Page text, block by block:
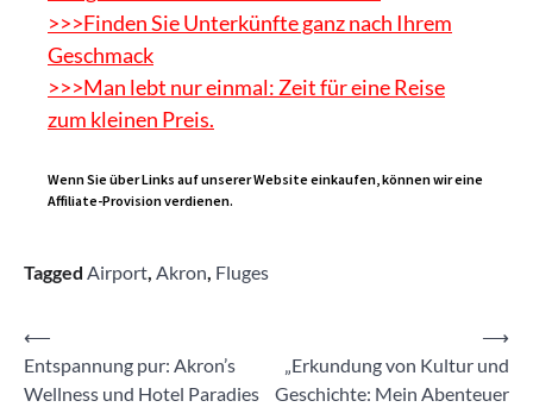
>>>Finden Sie Unterkünfte ganz nach Ihrem
Geschmack
>>>Man lebt nur einmal: Zeit für eine Reise
zum kleinen Preis.
Wenn Sie über Links auf unserer Website einkaufen, können wir eine
Affiliate-Provision verdienen.
Tagged Airport, Akron, Fluges
Beitragsnavigation
⟵
Entspannung pur: Akron’s
Wellness und Hotel Paradies
„Erkundung von Kultur und
Geschichte: Mein Abenteuer
⟶